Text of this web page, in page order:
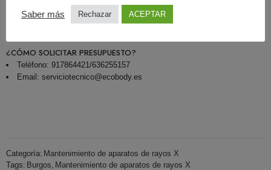
Servicio de mantenimiento preventivo de aparatos de rayos X
Informe emitido por empresa autorizada por el CSN
¿CÓMO SOLICITAR PRESUPUESTO?
Teléfono: 917864421/636255157
Email: serviciotecnico@ecobody.es
Categoría: Mantenimiento de aparatos de rayos X
Tags: Burgos Mantenimiento de aparatos de rayos X
Saber más Rechazar ACEPTAR